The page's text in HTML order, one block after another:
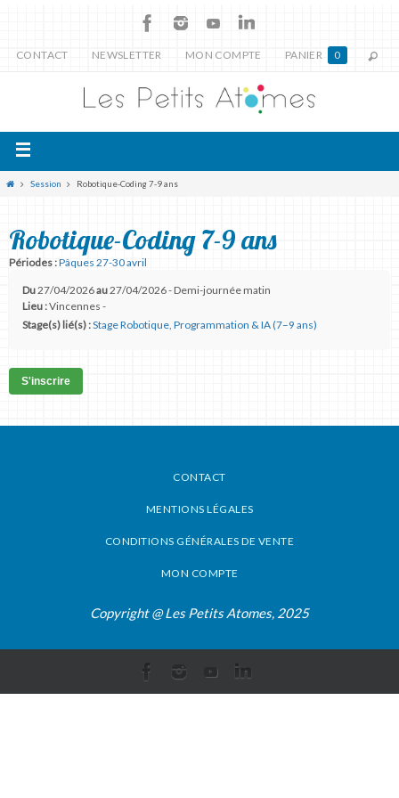
CONTACT NEWSLETTER MON COMPTE PANIER 0
Session Robotique-Coding 7-9 ans
Robotique-Coding 7-9 ans
Périodes :Pâques 27-30 avril
Du27/04/2026au27/04/2026 - Demi-journée matin
Lieu :Vincennes -
Stage(s) lié(s) :Stage Robotique, Programmation & IA (7–9 ans)
S'inscrire
CONTACT
MENTIONS LÉGALES
CONDITIONS GÉNÉRALES DE VENTE
MON COMPTE
Copyright @ Les Petits Atomes, 2025